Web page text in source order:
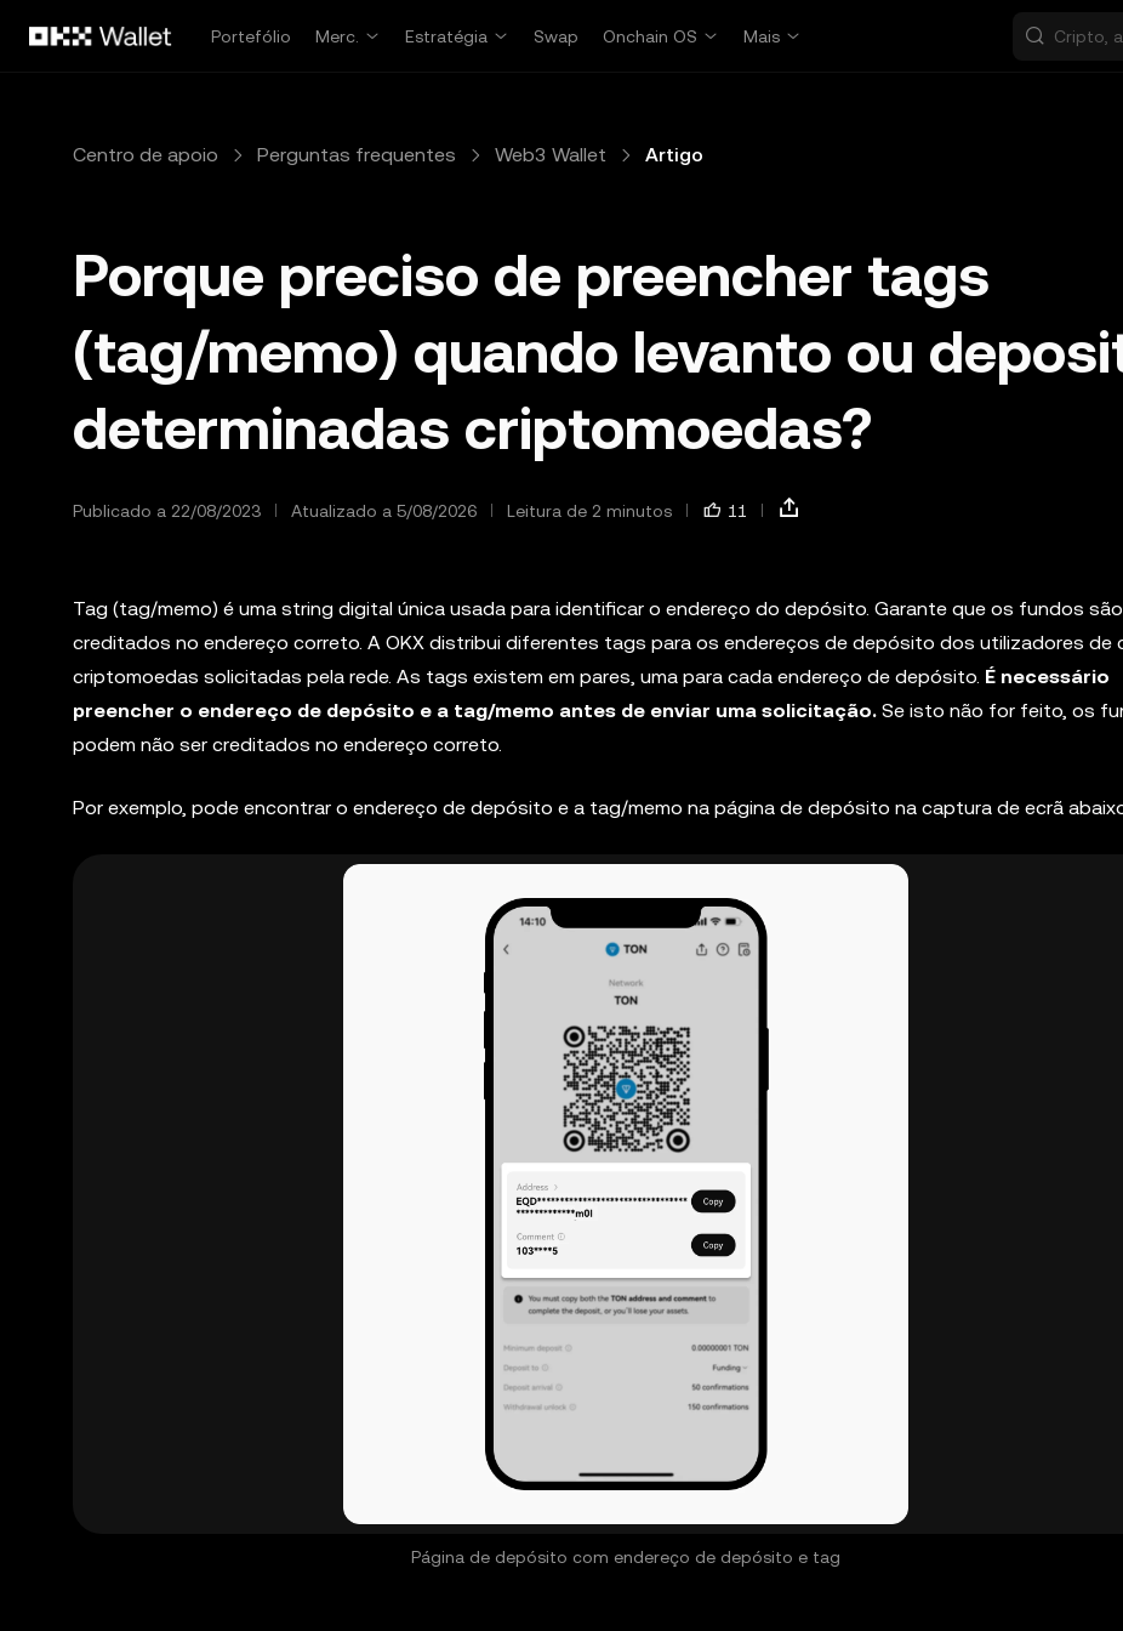
Portefólio
Merc. Estratégia Swap Onchain OS Mais
Centro de apoio Perguntas frequentes Web3 Wallet Artigo
Porque preciso de preencher tags
(tag/memo) quando levanto ou
determinadas criptomoedas?
Publicado a 22/08/2023 Atualizado a 5/08/2026 Leitura de 2 minutos 11
Tag (tag/memo) é uma string digital única usada para identificar o endereço do depósito. Garante que os fundos são
creditados no endereço correto. A OKX distribui diferentes tags para os endereços de depósito dos utilizadores de
criptomoedas solicitadas pela rede. As tags existem em pares, uma para cada endereço de depósito. É necessário
preencher o endereço de depósito e a tag/memo antes de enviar uma solicitação. Se isto não for feito, os
podem não ser creditados no endereço correto.
Por exemplo, pode encontrar o endereço de depósito e a tag/memo na página de depósito na captura de ecrã
Página de depósito com endereço de depósito e tag